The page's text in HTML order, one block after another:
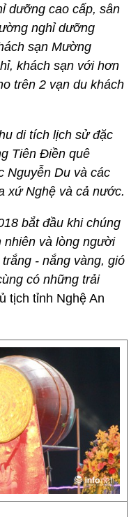
dưỡng cao cấp, sân
nghỉ dưỡng
sạn Mường
khách sạn với hơn
trên 2 vạn du khách
di tích lịch sử đặc
Tiên Điền quê
Nguyễn Du và các
xứ Nghệ và cả nước.
bắt đầu khi chúng
nhiên và lòng người
- nắng vàng, gió
có những trải
tịch tỉnh Nghệ An